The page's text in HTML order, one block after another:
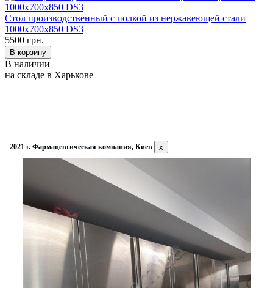
Стол производственный с полкой из нержавеющей стали
1000х700х850 DS3
5500 грн.
В наличии
на складе в Харькове
2021 г. Фармацевтическая компания, Киев